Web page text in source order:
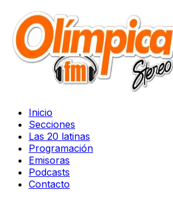
Inicio
Secciones
Las 20 latinas
Programación
Emisoras
Podcasts
Contacto